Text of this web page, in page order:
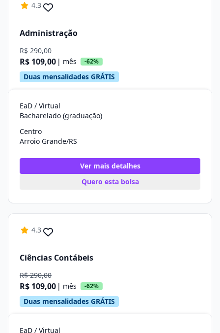
4.3
Administração
R$ 290,00
R$ 109,00 | mês -62%
Duas mensalidades GRÁTIS
EaD / Virtual
Bacharelado (graduação)
Centro
Arroio Grande/RS
Ver mais detalhes
Quero esta bolsa
4.3
Ciências Contábeis
R$ 290,00
R$ 109,00 | mês -62%
Duas mensalidades GRÁTIS
EaD / Virtual